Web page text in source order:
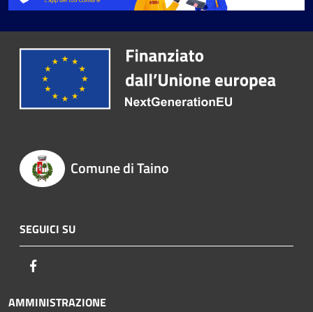
Comune di Taino
SEGUICI SU
AMMINISTRAZIONE